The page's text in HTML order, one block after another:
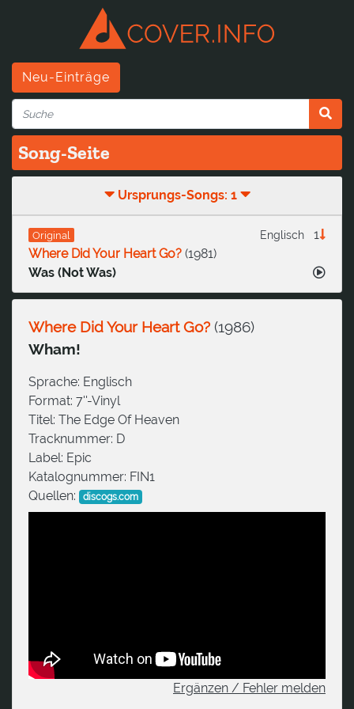
Neu-Einträge
Song-Seite
Ursprungs-Songs: 1
Original 1
Englisch
Where Did Your Heart Go? (1981)
Was (Not Was)
Where Did Your Heart Go? (1986)
Wham!
Sprache: Englisch
Format: 7''-Vinyl
Titel: The Edge Of Heaven
Tracknummer: D
Label: Epic
Katalognummer: FIN1
Quellen:
discogs.com
Ergänzen / Fehler melden